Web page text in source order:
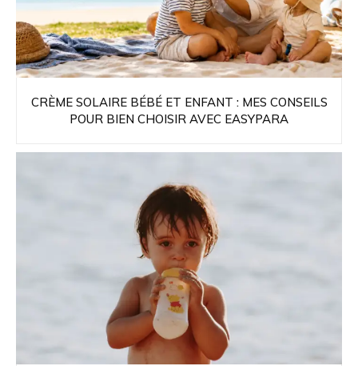
CRÈME SOLAIRE BÉBÉ ET ENFANT : MES CONSEILS
POUR BIEN CHOISIR AVEC EASYPARA